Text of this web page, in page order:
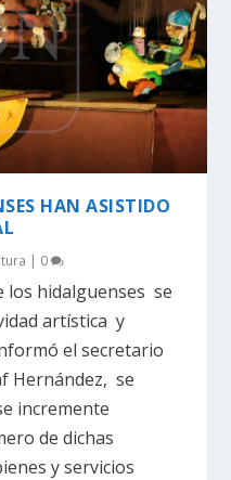
HAN ASISTIDO
| 0
los hidalguenses se
artística y
el secretario
Hernández, se
incremente
de dichas
y servicios